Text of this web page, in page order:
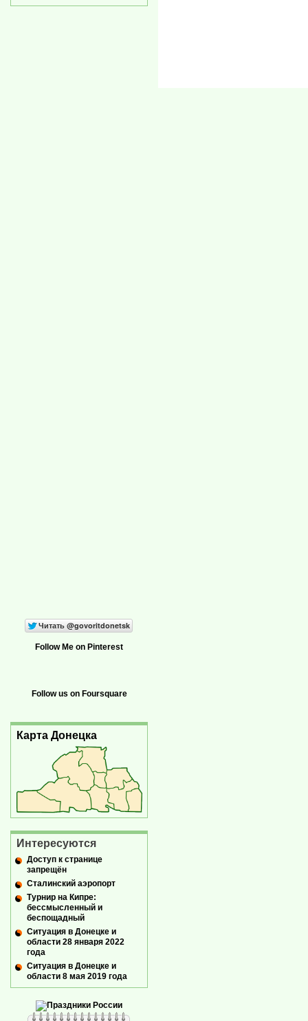
Follow Me on Pinterest
Follow us on Foursquare
Карта Донецка
Интересуются
Доступ к странице
запрещён
Сталинский аэропорт
Турнир на Кипре:
бессмысленный и
беспощадный
Ситуация в Донецке и
области 28 января 2022
года
Ситуация в Донецке и
области 8 мая 2019 года